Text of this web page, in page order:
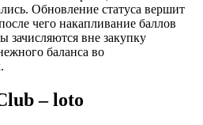
Обновление статуса вершит
чего накапливание баллов
зачисляются вне закупку
баланса во
– loto